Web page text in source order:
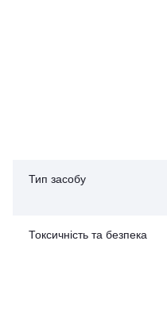
Тип засобу
Токсичність та безпека